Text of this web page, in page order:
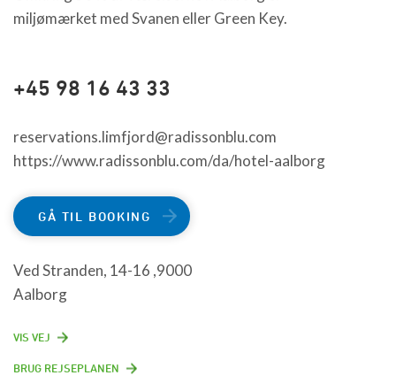
miljømærket med Svanen eller Green Key.
+45 98 16 43 33
reservations.limfjord@radissonblu.com
https://www.radissonblu.com/da/hotel-aalborg
GÅ TIL BOOKING
Ved Stranden, 14-16 ,9000
Aalborg
VIS VEJ
BRUG REJSEPLANEN